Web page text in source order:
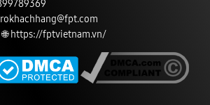
https://fptvietnam.vn/